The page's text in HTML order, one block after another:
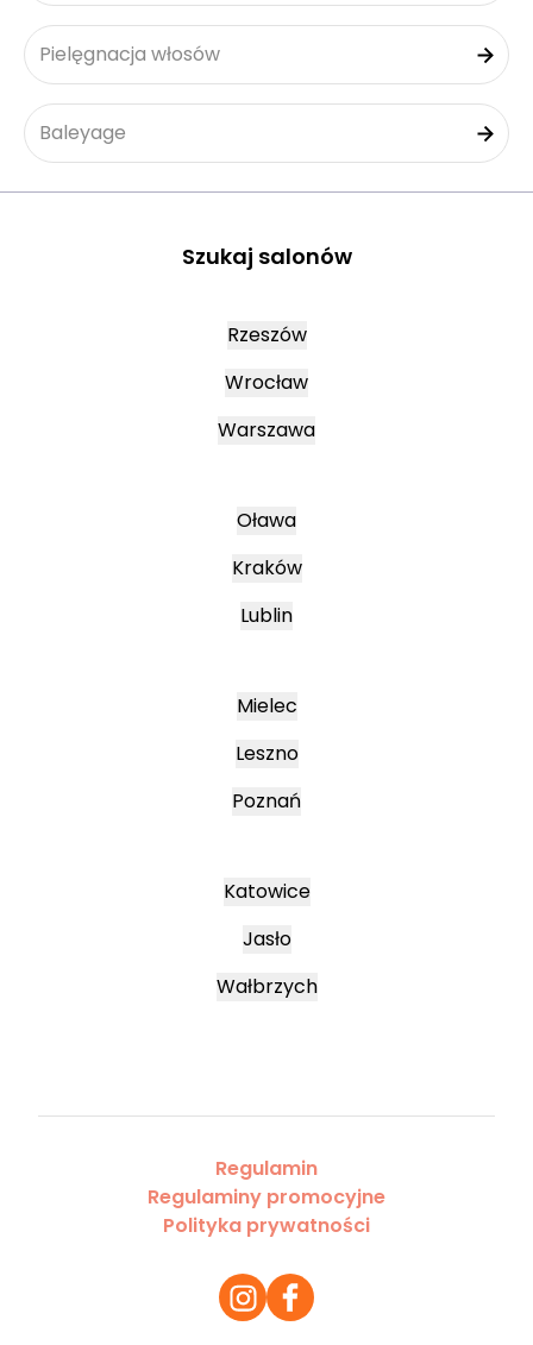
Pielęgnacja włosów
Baleyage
Szukaj salonów
Rzeszów
Wrocław
Warszawa
Oława
Kraków
Lublin
Mielec
Leszno
Poznań
Katowice
Jasło
Wałbrzych
Regulamin
Regulaminy promocyjne
Polityka prywatności